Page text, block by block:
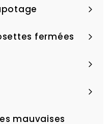
fermées
mauvaises